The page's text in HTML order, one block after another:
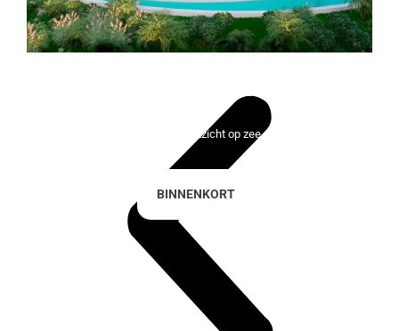
Lady Bonalba Resort
100 exclusieve huizen met uitzicht op zee en de golfbaan
BINNENKORT